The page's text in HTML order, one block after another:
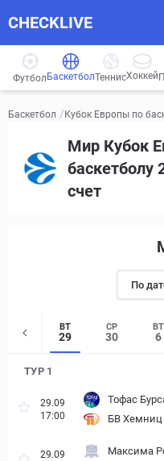
CHECKLIVE
Футбол БаскетболТеннисХоккей
Баскетбол /Кубок Европы по
Мир Кубок
баскетболу
счет
По
ВТ
29
СР
30
ВТ
6
ТУР 1
29.09
17:00
Тофас
БВ Хемниц
29.09
Максима